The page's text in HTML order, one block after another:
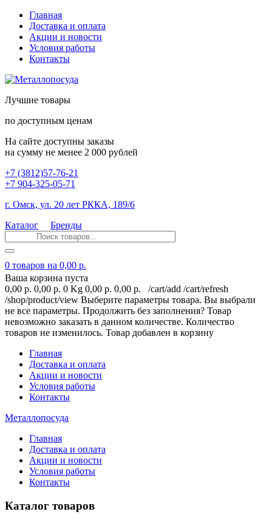
Главная
Доставка и оплата
Акции и новости
Условия работы
Контакты
Лучшие товары
по доступным ценам
На сайте доступны заказы
на сумму не менее 2 000 рублей
+7 (3812)57-76-21
+7 904-325-05-71
г. Омск, ул. 20 лет РККА, 189/6
Каталог
Бренды
0 товаров на 0,00 р.
Ваша корзина пуста
0,00 р. 0,00 р. 0 Kg 0,00 р. 0,00 р. /cart/add /cart/refresh
/shop/product/view Выберите параметры товара. Вы выбрали
не все параметры. Продолжить без заполнения? Товар
невозможно заказать в данном количестве. Количество
товаров не изменилось. Товар добавлен в корзину
Главная
Доставка и оплата
Акции и новости
Условия работы
Контакты
Металлопосуда
Главная
Доставка и оплата
Акции и новости
Условия работы
Контакты
Каталог товаров